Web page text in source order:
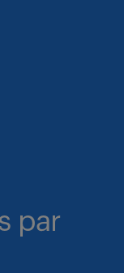
par